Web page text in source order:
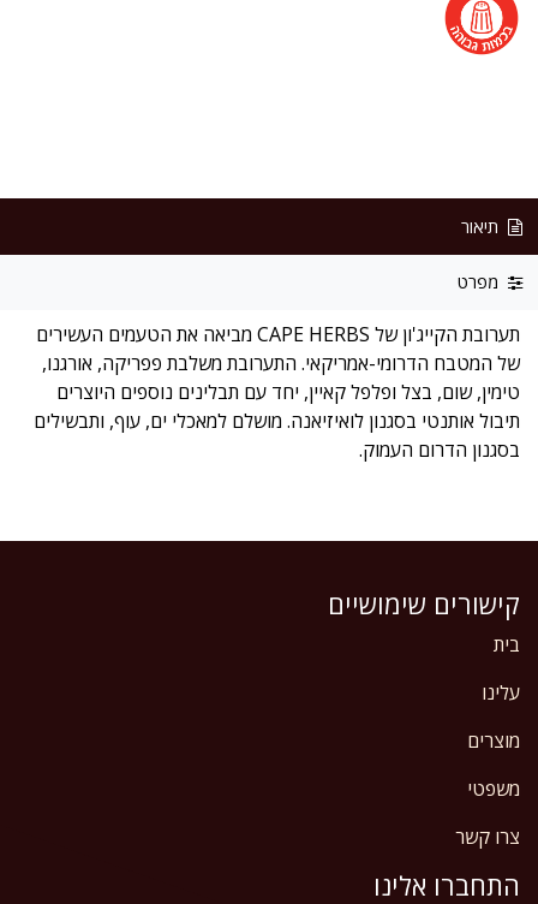
תיאור
מפרט
תערובת הקייג'ון של CAPE HERBS מביאה את הטעמים העשירים
של המטבח הדרומי-אמריקאי. התערובת משלבת פפריקה, אורגנו,
טימין, שום, בצל ופלפל קאיין, יחד עם תבלינים נוספים היוצרים
תיבול אותנטי בסגנון לואיזיאנה. מושלם למאכלי ים, עוף, ותבשילים
בסגנון הדרום העמוק.
קישורים שימושיים
בית
עלינו
מוצרים
משפטי
צרו קשר
התחברו אלינו